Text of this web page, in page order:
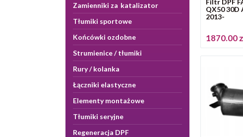
Zamienniki za katalizator
Tłumiki sportowe
Końcówki ozdobne
Strumienice / tłumiki
Rury / kolanka
Łączniki elastyczne
Elementy montażowe
Tłumiki seryjne
Regeneracja DPF
Filtr DPF
QX50 30D
2013-
1870.00